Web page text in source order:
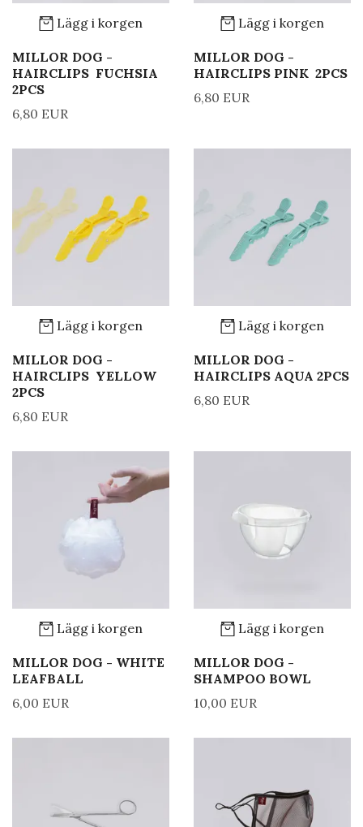
Lägg i korgen
MILLOR DOG -
HAIRCLIPS FUCHSIA
2PCS
6,80 EUR
Lägg i korgen
MILLOR DOG -
HAIRCLIPS PINK 2PCS
6,80 EUR
Lägg i korgen
MILLOR DOG -
HAIRCLIPS YELLOW
2PCS
6,80 EUR
Lägg i korgen
MILLOR DOG -
HAIRCLIPS AQUA 2PCS
6,80 EUR
Lägg i korgen
MILLOR DOG - WHITE
LEAFBALL
6,00 EUR
Lägg i korgen
MILLOR DOG -
SHAMPOO BOWL
10,00 EUR